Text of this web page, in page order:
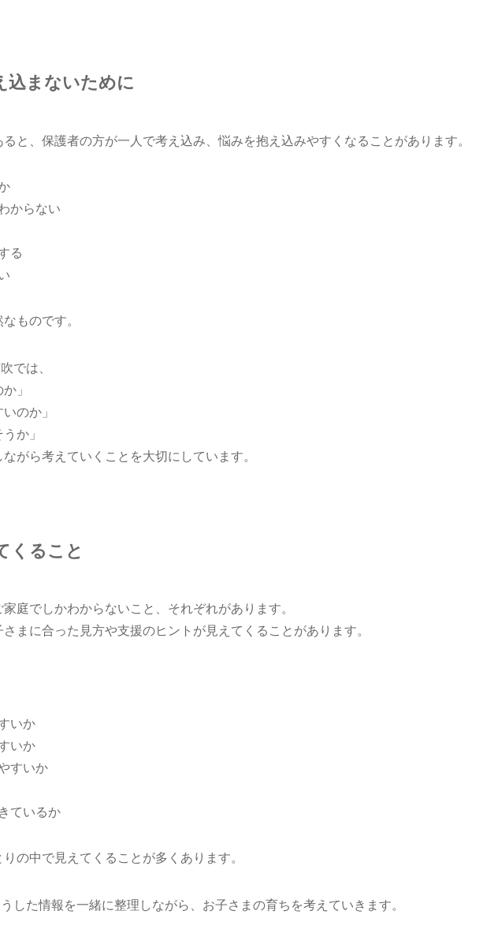
込まないために
と、保護者の方が一人で考え込み、悩みを抱え込みやすくなることがあります。
からない
る
ものです。
では、
」
のか」
か」
がら考えていくことを大切にしています。
くること
庭でしかわからないこと、それぞれがあります。
まに合った見方や支援のヒントが見えてくることがあります。
いか
いか
すいか
ているか
の中で見えてくることが多くあります。
した情報を一緒に整理しながら、お子さまの育ちを考えていきます。